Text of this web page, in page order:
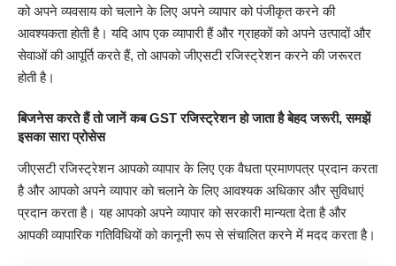
को अपने व्यवसाय को चलाने के लिए अपने व्यापार को पंजीकृत करने की
आवश्यकता होती है। यदि आप एक व्यापारी हैं और ग्राहकों को अपने उत्पादों और
सेवाओं की आपूर्ति करते हैं, तो आपको जीएसटी रजिस्ट्रेशन करने की जरूरत
होती है।
बिजनेस करते हैं तो जानें कब GST रजिस्ट्रेशन हो जाता है बेहद जरूरी, समझें
इसका सारा प्रोसेस
जीएसटी रजिस्ट्रेशन आपको व्यापार के लिए एक वैधता प्रमाणपत्र प्रदान करता
है और आपको अपने व्यापार को चलाने के लिए आवश्यक अधिकार और सुविधाएं
प्रदान करता है। यह आपको अपने व्यापार को सरकारी मान्यता देता है और
आपकी व्यापारिक गतिविधियों को कानूनी रूप से संचालित करने में मदद करता है।